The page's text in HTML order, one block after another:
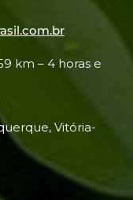
km – 4 horas e
Vitória-